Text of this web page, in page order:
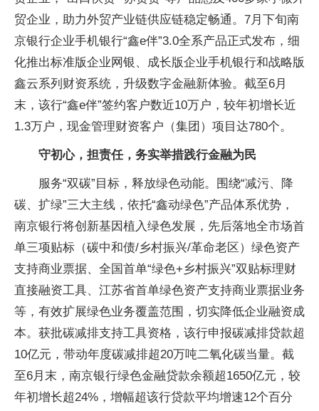
贸企业，助力外贸产业链供应链稳定畅通。7月下旬南
京银行企业手机银行“鑫e伴”3.0全系产品正式发布，细
化推出标准版企业网银、成长版企业手机银行和战略版
鑫云系列财资系统，升级数字金融新体验。截至6月
末，该行“鑫e伴”签约客户数近10万户，较年初增长近
1.3万户，现金管理财资客户（集团）项目达780个。
守初心，担责任，务实举措践行金融为民
服务“双碳”目标，释放绿色动能。围绕“减污、降
碳、扩绿”三大主线，依托“鑫动绿色”产品体系优势，
南京银行将创新基因植入绿色发展，先后落地全市场首
单三项贴标（碳中和债/乡村振兴/革命老区）绿色资产
支持商业票据、全国首单“绿色+乡村振兴”双贴标理财
直接融资工具、江苏省首单绿色资产支持商业票据业务
等，有效扩展绿色业务覆盖范围，切实降低企业融资成
本。获批碳减排支持工具资格，该行申报碳减排贷款超
10亿元，带动年度碳减排超20万吨二氧化碳当量。截
至6月末，南京银行绿色金融贷款余额超1650亿元，较
年初增长超24%，增幅超该行贷款平均增速12个百分